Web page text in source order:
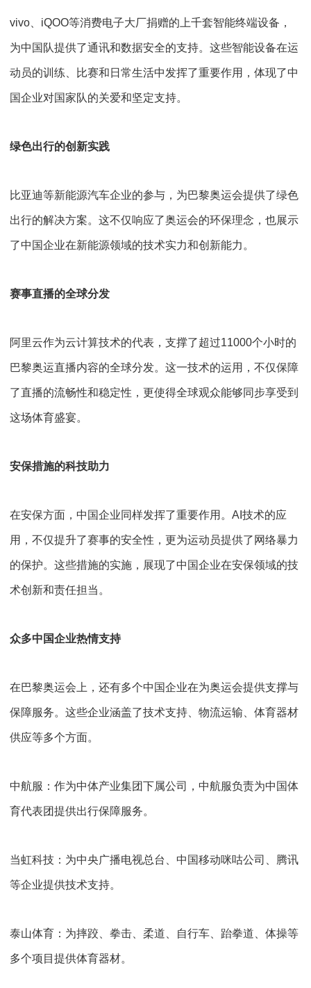
vivo iQOO等消费电子大厂捐赠的上千套智能终端设备，
为中国队提供了通讯和数据安全的支持。这些智能设备在运
动员的训练、比赛和日常生活中发挥了重要作用，体现了中
国企业对国家队的关爱和坚定支持。
绿色出行的创新实践
比亚迪等新能源汽车企业的参与，为巴黎奥运会提供了绿色
出行的解决方案。这不仅响应了奥运会的环保理念，也展示
了中国企业在新能源领域的技术实力和创新能力。
赛事直播的全球分发
阿里云作为云计算技术的代表，支撑了超过11000个小时的
巴黎奥运直播内容的全球分发。这一技术的运用，不仅保障
了直播的流畅性和稳定性，更使得全球观众能够同步享受到
这场体育盛宴。
安保措施的科技助力
在安保方面，中国企业同样发挥了重要作用。 AI 技术的应
用，不仅提升了赛事的安全性，更为运动员提供了网络暴力
的保护。这些措施的实施，展现了中国企业在安保领域的技
术创新和责任担当。
众多中国企业热情支持
在巴黎奥运会上，还有多个中国企业在为奥运会提供支撑与
保障服务。这些企业涵盖了技术支持、物流运输、体育器材
供应等多个方面。
中航服：作为中体产业集团下属公司，中航服负责为中国体
育代表团提供出行保障服务。
当虹科技：为中央广播电视总台、中国移动咪咕公司、腾讯
等企业提供技术支持。
泰山体育：为摔跤、拳击、柔道、自行车、跆拳道、体操等
多个项目提供体育器材。